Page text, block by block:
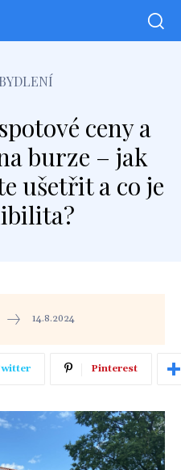
BYDLENÍ
ceny a
burze – jak
ušetřit a co je
14.8.2024
Pinterest